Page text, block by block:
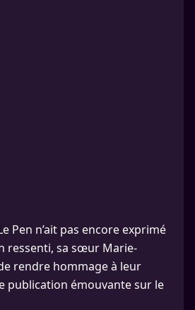
Pen n’ait pas encore exprimé
ressenti, sa sœur Marie-
rendre hommage à leur
publication émouvante sur le